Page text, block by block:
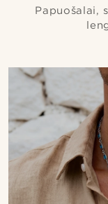
Papuošalai,